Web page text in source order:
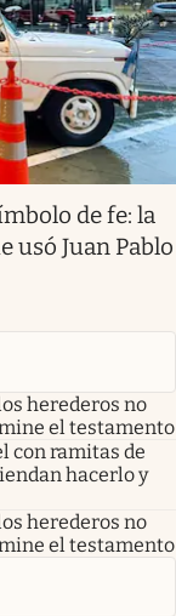
de fe: la
usó Juan Pablo
herederos no
el testamento
con ramitas de
hacerlo y
herederos no
el testamento